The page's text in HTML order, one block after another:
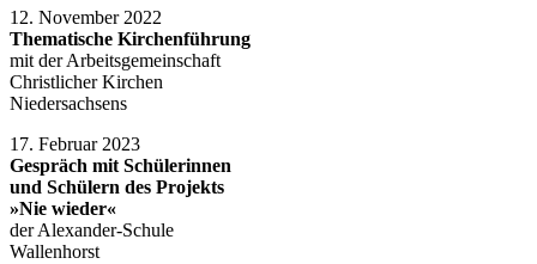
12. November 2022
Thematische Kirchenführung
mit der Arbeitsgemeinschaft
Christlicher Kirchen
Niedersachsens
17. Februar 2023
Gespräch mit Schülerinnen
und Schülern des Projekts
»Nie wieder«
der Alexander-Schule
Wallenhorst